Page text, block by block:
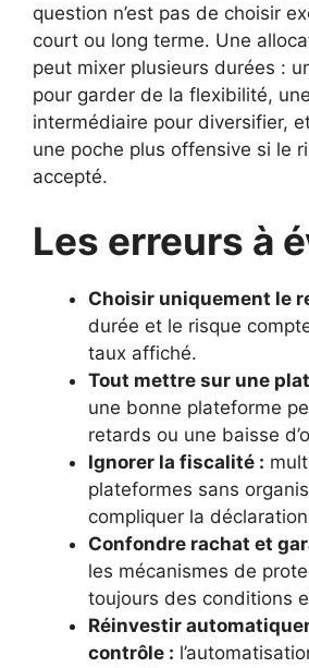
question n’est pas de choisir
court ou long terme. Une
peut mixer plusieurs durées :
pour garder de la flexibilité,
intermédiaire pour diversifier,
une poche plus offensive si le
accepté.
Les erreurs à
Choisir uniquement le
durée et le risque
taux affiché.
Tout mettre sur une
une bonne plateforme
retards ou une baisse
Ignorer la fiscalité :
plateformes sans
compliquer la
Confondre rachat et
les mécanismes de
toujours des conditions
Réinvestir
contrôle :